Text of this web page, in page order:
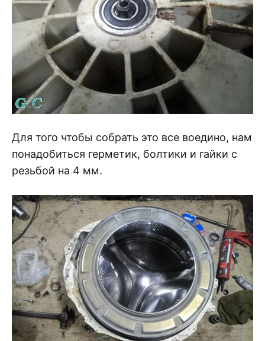
Для того чтобы собрать это все воедино, нам
понадобиться герметик, болтики и гайки с
резьбой на 4 мм.